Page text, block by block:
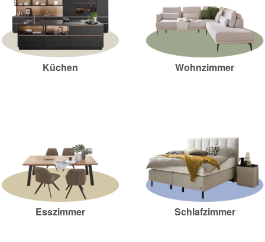
Küchen Wohnzimmer
Esszimmer Schlafzimmer